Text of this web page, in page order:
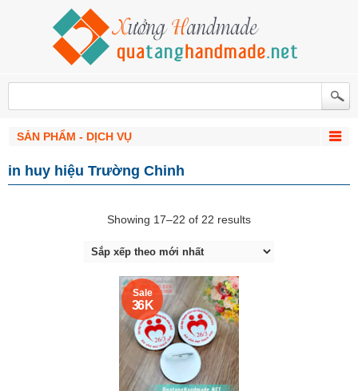
SẢN PHẨM - DỊCH VỤ
in huy hiệu Trường Chinh
Showing 17–22 of 22 results
Sale
36 K